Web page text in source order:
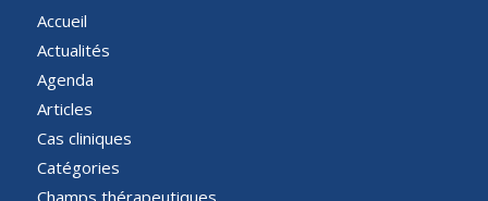
Accueil
Actualités
Agenda
Articles
Cas cliniques
Catégories
Champs thérapeutiques